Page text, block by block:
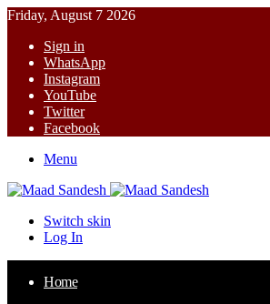
Friday, August 7 2026
Sign in
WhatsApp
Instagram
YouTube
Twitter
Facebook
Menu
Switch skin
Log In
Home